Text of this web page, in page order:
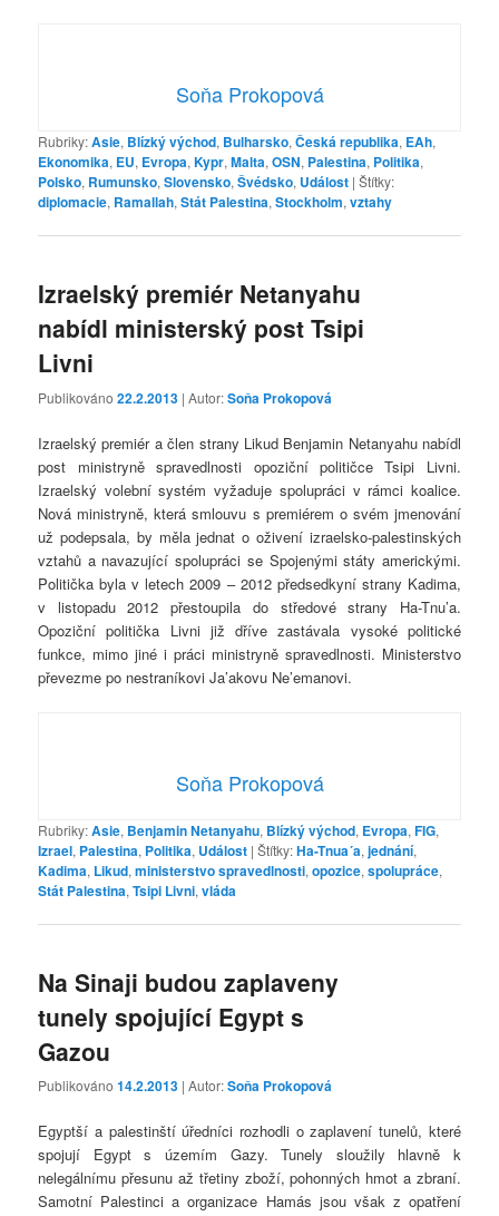
Soňa Prokopová
Rubriky:Asie, Blízký východ, Bulharsko,Česká republika, EAh,
Ekonomika, EU, Evropa,Kypr,Malta,OSN, Palestina, Politika,
Polsko, Rumunsko,Slovensko,Švédsko, Událost |Štítky:
diplomacie, Ramallah,Stát Palestina,Stockholm,vztahy
Izraelský premiér Netanyahu
nabídl ministerský post Tsipi
Livni
Publikováno22.2.2013 | Autor:Soňa Prokopová
Izraelský premiér a člen strany Likud Benjamin Netanyahu nabídl
post ministryně spravedlnosti opoziční političce Tsipi Livni.
Izraelský volební systém vyžaduje spolupráci v rámci koalice.
Nová ministryně, která smlouvu s premiérem o svém jmenování
už podepsala, by měla jednat o oživení izraelsko-palestinských
vztahů a navazující spolupráci se Spojenými státy americkými.
Politička byla v letech 2009 – 2012 předsedkyní strany Kadima,
v listopadu 2012 přestoupila do středové strany Ha-Tnu’a.
Opoziční politička Livni již dříve zastávala vysoké politické
funkce, mimo jiné i práci ministryně spravedlnosti. Ministerstvo
převezme po nestraníkovi Ja’akovu Ne’emanovi.
Soňa Prokopová
Rubriky:Asie, Benjamin Netanyahu, Blízký východ, Evropa,FIG,
Izrael, Palestina, Politika, Událost |Štítky:Ha-Tnua´a,jednání,
Kadima, Likud,ministerstvo spravedlnosti,opozice,spolupráce,
Stát Palestina,Tsipi Livni,vláda
Na Sinaji budou zaplaveny
tunely spojující Egypt s
Gazou
Publikováno14.2.2013 | Autor:Soňa Prokopová
Egyptší a palestinští úředníci rozhodli o zaplavení tunelů, které
spojují Egypt s územím Gazy. Tunely sloužily hlavně k
nelegálnímu přesunu až třetiny zboží, pohonných hmot a zbraní.
Samotní Palestinci a organizace Hamás jsou však z opatření